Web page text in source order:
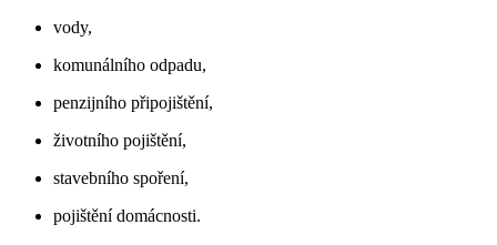
vody,
komunálního odpadu,
penzijního připojištění,
životního pojištění,
stavebního spoření,
pojištění domácnosti.